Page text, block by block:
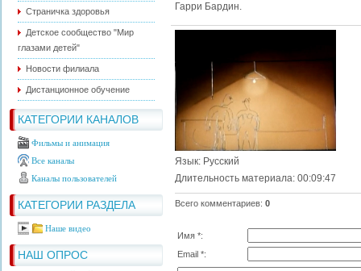
Страничка здоровья
Детское сообщество "Мир
глазами детей"
Новости филиала
Дистанционное обучение
КАТЕГОРИИ КАНАЛОВ
Фильмы и анимация
Все каналы
Каналы пользователей
КАТЕГОРИИ РАЗДЕЛА
Наше видео
НАШ ОПРОС
Гарри Бардин.
Язык: Русский
Длительность материала: 00:09:47
Всего комментариев: 0
Имя *:
Email *: